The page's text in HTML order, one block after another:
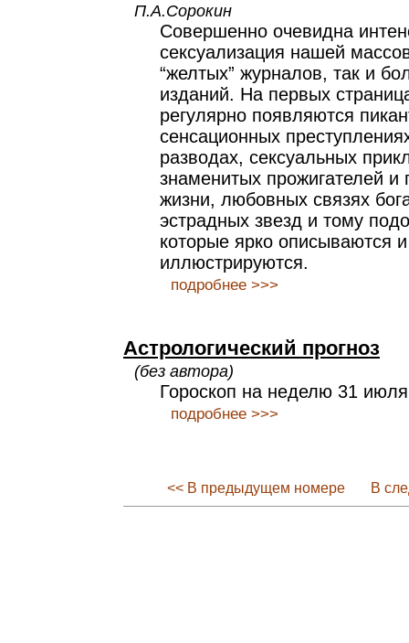
П.А.Сорокин
Совершенно очевидна
сексуализация нашей
“желтых” журналов, так и
изданий. На первых
регулярно появляются
сенсационных
разводах, сексуальных
знаменитых прожигателей и
жизни, любовных связях
эстрадных звезд и тому
которые ярко описываются
иллюстрируются.
подробнее >>>
Астрологический прогноз
(без автора)
Гороскоп на неделю 31 июля
подробнее >>>
<< В предыдущем номере В